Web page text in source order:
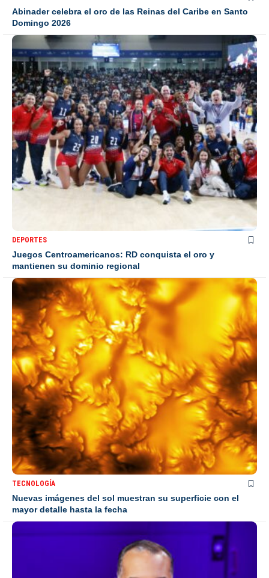
Abinader celebra el oro de las Reinas del Caribe en Santo
Domingo 2026
DEPORTES
Juegos Centroamericanos: RD conquista el oro y
mantienen su dominio regional
TECNOLOGÍA
Nuevas imágenes del sol muestran su superficie con el
mayor detalle hasta la fecha